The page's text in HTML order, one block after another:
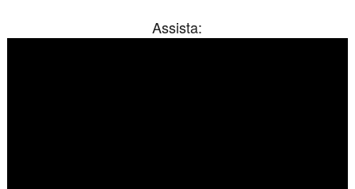
Assista: